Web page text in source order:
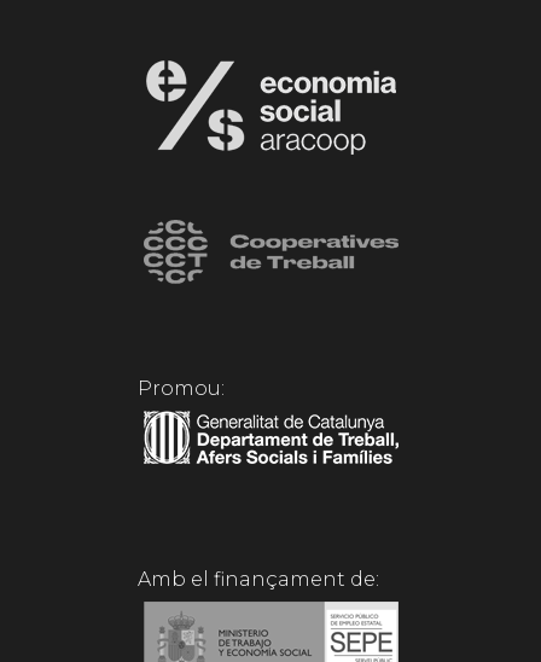
Promou:
Amb el finançament de: